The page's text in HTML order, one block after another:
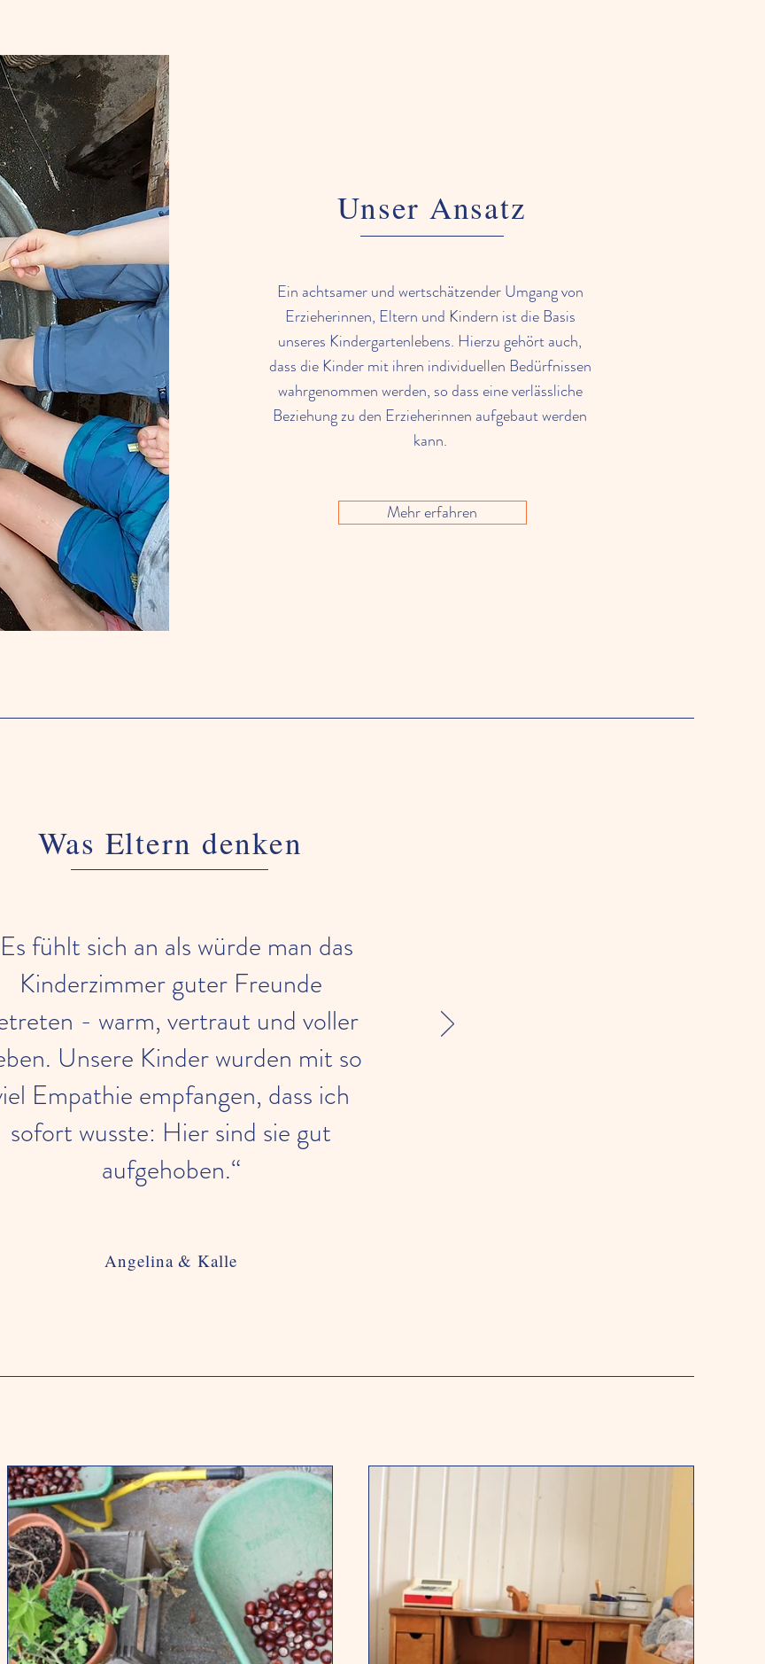
Unser Ansatz
Ein achtsamer und wertschätzender Umgang von
Erzieherinnen, Eltern und Kindern ist die Basis
unseres Kindergartenlebens. Hierzu gehört auch,
dass die Kinder mit ihren individuellen Bedürfnissen
wahrgenommen werden, so dass eine verlässliche
Beziehung zu den Erzieherinnen aufgebaut werden
kann.
Mehr erfahren
Was Eltern denken
fühlt sich an als würde man das
Kinderzimmer guter Freunde
- warm, vertraut und voller
Unsere Kinder wurden mit so
Empathie empfangen, dass ich
sofort wusste: Hier sind sie gut
aufgehoben.“
Angelina & Kalle